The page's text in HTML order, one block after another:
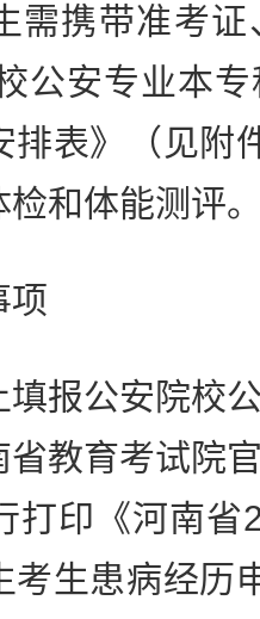
需携带准考
公安专业本
排表》（见附
检和体能测评
公安院校公
教育考试院
打印《河南省
考生患病经历